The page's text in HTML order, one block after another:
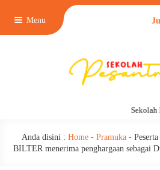
Menu
Sekolah
Anda disini : Home- Pramuka-
BILTER menerima penghargaan sebagai